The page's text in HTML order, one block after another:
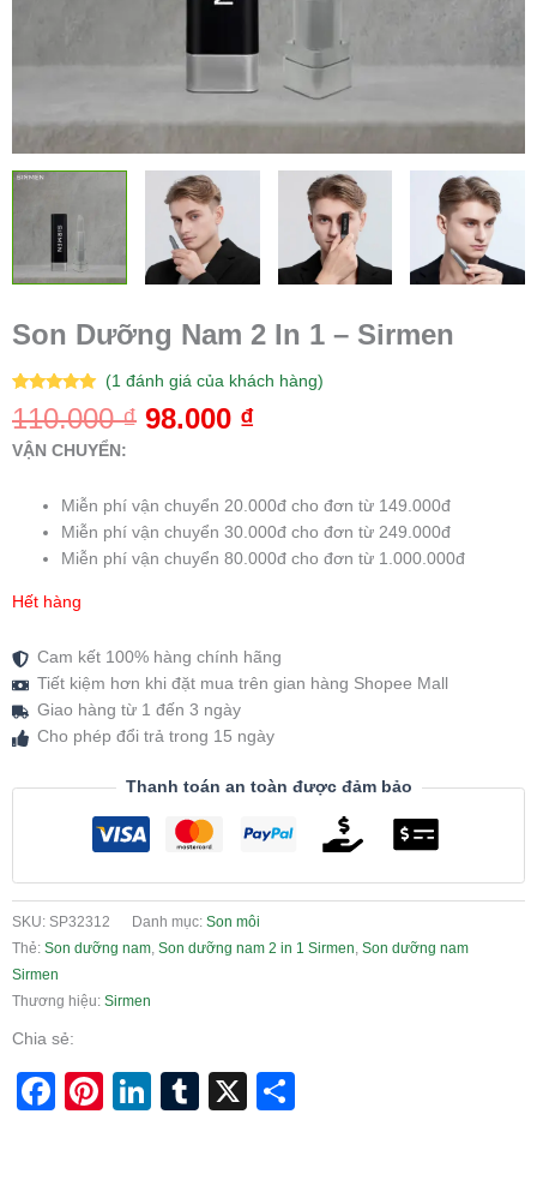
Son Dưỡng Nam 2 In 1 – Sirmen
5.00 trên 5
dựa trên
1
đánh giá
(1đánh giá của khách hàng)
110.000₫ 98.000 ₫
VẬN CHUYỂN:
Miễn phí vận chuyển 20.000đ cho đơn từ 149.000đ
Miễn phí vận chuyển 30.000đ cho đơn từ 249.000đ
Miễn phí vận chuyển 80.000đ cho đơn từ 1.000.000đ
Hết hàng
Cam kết 100% hàng chính hãng
Tiết kiệm hơn khi đặt mua trên gian hàng Shopee Mall
Giao hàng từ 1 đến 3 ngày
Cho phép đổi trả trong 15 ngày
Thanh toán an toàn được đảm bảo
SKU: SP32312 Danh mục: Son môi
Thẻ: Son dưỡng nam Son dưỡng nam 2 in 1 Sirmen Son dưỡng nam
Sirmen
Thương hiệu: Sirmen
Chia sẻ:
Facebook
Pinterest
LinkedIn
Tumblr
X